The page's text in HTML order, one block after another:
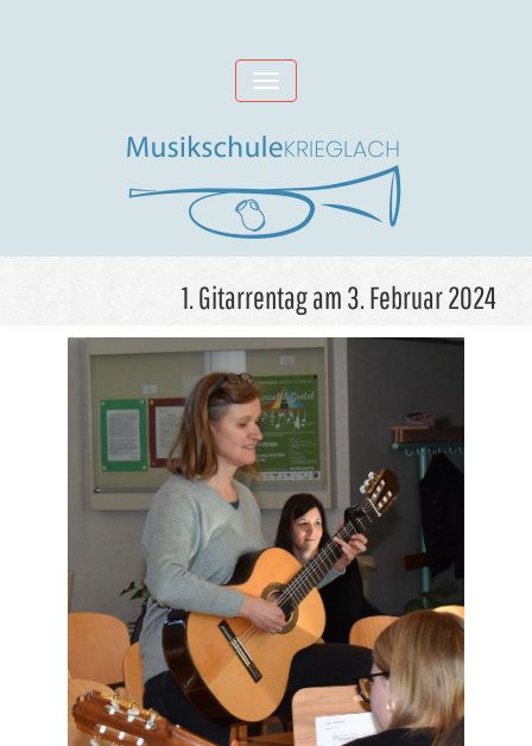
Toggle
navigation
1. Gitarrentag am 3. Februar 2024